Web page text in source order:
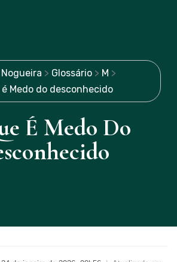
> Glossário> M >
é Medo do desconhecido
É Medo Do